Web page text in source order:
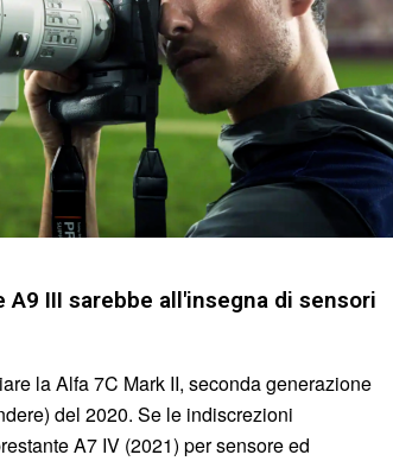
III sarebbe all'insegna di sensori
la Alfa 7C Mark II, seconda generazione
del 2020. Se le indiscrezioni
A7 IV (2021) per sensore ed